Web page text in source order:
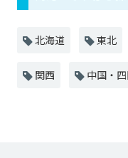
北海道 東北
関西 中国・